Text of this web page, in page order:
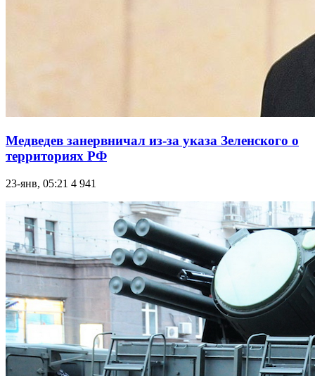
Медведев занервничал из-за указа Зеленского о
территориях РФ
23-янв, 05:21 4 941